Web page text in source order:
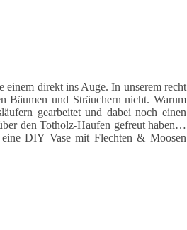
einem direkt ins Auge. In unserem recht
Bäumen und Sträuchern nicht. Warum
gearbeitet und dabei noch einen
den Totholz-Haufen gefreut haben…
DIY Vase mit Flechten & Moosen